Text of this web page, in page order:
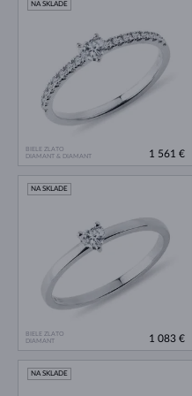
BIELE ZLATO
DIAMANT & DIAMANT
NA SKLADE
1 561 €
BIELE ZLATO
DIAMANT
NA SKLADE
1 083 €
NA SKLADE